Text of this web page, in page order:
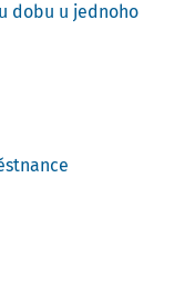
dobu u jednoho